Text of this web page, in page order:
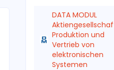
DATA MODUL
Produktion und
Vertrieb von
elektronischen
Systemen